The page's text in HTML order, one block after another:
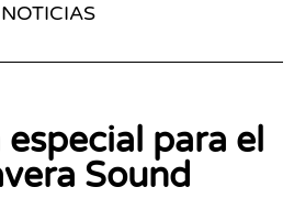
NOTICIAS
especial para el
Sound